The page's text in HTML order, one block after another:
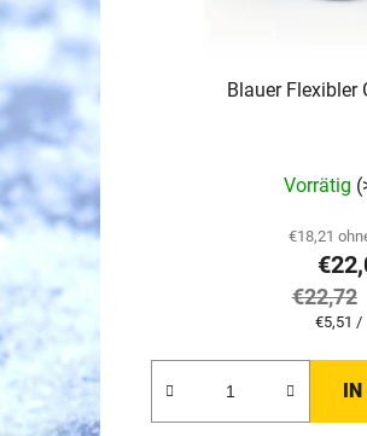
Blauer Flexibler
Vorrätig
€18,21
€22,72
€5,51 /
IN